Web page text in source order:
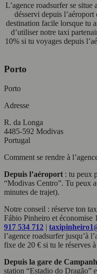
L’agence roadsurfer se
désservi depuis
destination facile lorsque tu
d’utiliser notre taxi
10% si tu voyages depuis
Porto
Porto
Adresse
R. da Longa
4485-592 Modivas
Portugal
Comment se rendre à
Depuis l’aéroport : tu peux
“Modivas Centro”. Tu peux
minutes de trajet).
Notre conseil : réserve ton
Fábio Pinheiro et économise
917 534 712 |
l’agence roadsurfer jusqu’à
fixe de 20 € si tu le réserves à
Depuis la gare de
station “Estadio do Dragão”